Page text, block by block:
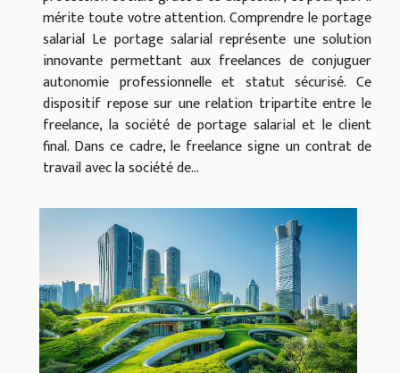
mérite toute votre attention. Comprendre le portage
salarial Le portage salarial représente une solution
innovante permettant aux freelances de conjuguer
autonomie professionnelle et statut sécurisé. Ce
dispositif repose sur une relation tripartite entre le
freelance, la société de portage salarial et le client
final. Dans ce cadre, le freelance signe un contrat de
travail avec la société de...